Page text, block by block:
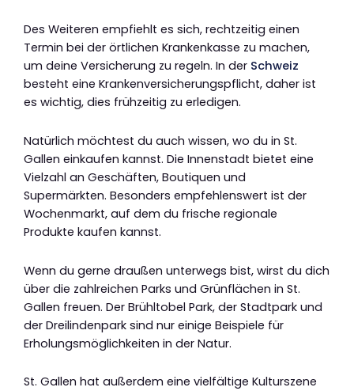
Des Weiteren empfiehlt es sich, rechtzeitig einen
Termin bei der örtlichen Krankenkasse zu machen,
um deine Versicherung zu regeln. In der Schweiz
besteht eine Krankenversicherungspflicht, daher ist
es wichtig, dies frühzeitig zu erledigen.
Natürlich möchtest du auch wissen, wo du in St.
Gallen einkaufen kannst. Die Innenstadt bietet eine
Vielzahl an Geschäften, Boutiquen und
Supermärkten. Besonders empfehlenswert ist der
Wochenmarkt, auf dem du frische regionale
Produkte kaufen kannst.
Wenn du gerne draußen unterwegs bist, wirst du dich
über die zahlreichen Parks und Grünflächen in St.
Gallen freuen. Der Brühltobel Park, der Stadtpark und
der Dreilindenpark sind nur einige Beispiele für
Erholungsmöglichkeiten in der Natur.
St. Gallen hat außerdem eine vielfältige Kulturszene